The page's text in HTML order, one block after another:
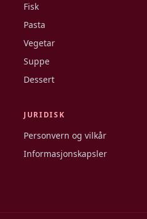
Fisk
Pasta
Vegetar
Suppe
Dessert
JURIDISK
Personvern og vilkår
Informasjonskapsler